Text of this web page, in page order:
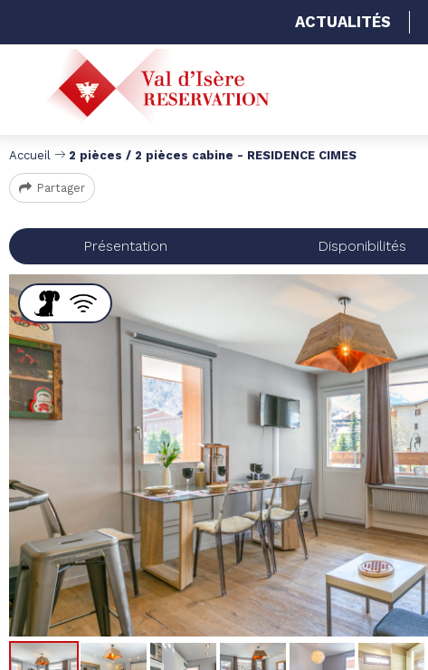
ACTUALITÉS
Accueil 2 pièces / 2 pièces cabine - RESIDENCE CIMES
Partager
Présentation Disponibilités